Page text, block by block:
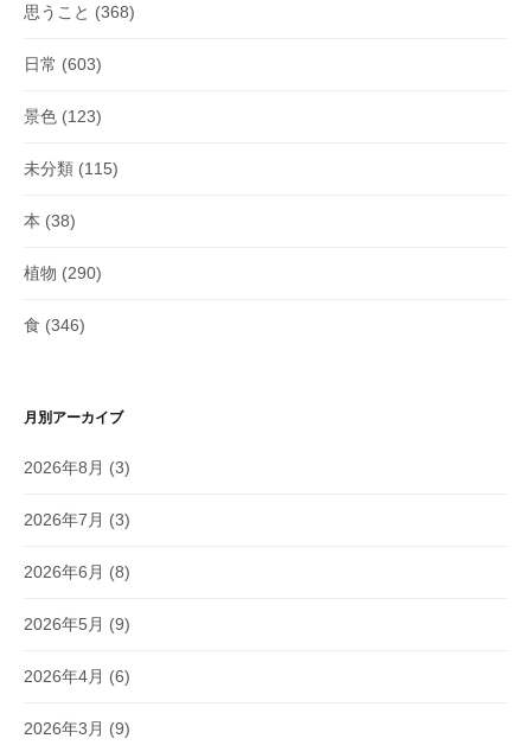
思うこと (368)
日常 (603)
景色 (123)
未分類 (115)
本 (38)
植物 (290)
食 (346)
月別アーカイブ
2026年8月 (3)
2026年7月 (3)
2026年6月 (8)
2026年5月 (9)
2026年4月 (6)
2026年3月 (9)